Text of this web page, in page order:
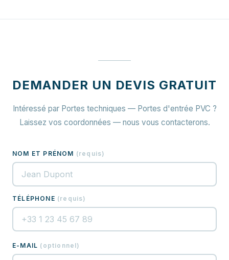
DEMANDER UN DEVIS GRATUIT
Intéressé par Portes techniques — Portes d'entrée PVC ?
Laissez vos coordonnées — nous vous contacterons.
NOM ET PRÉNOM (requis)
TÉLÉPHONE (requis)
E-MAIL ( optionnel)